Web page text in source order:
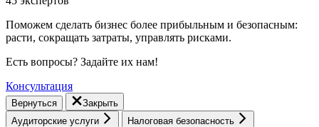
Поможем сделать бизнес более прибыльным и безопасным:
расти, cокращать затраты, управлять рисками.
Есть вопросы? Задайте их нам!
Консультация
Вернуться
Закрыть
Аудиторские услуги
Налоговая безопасность